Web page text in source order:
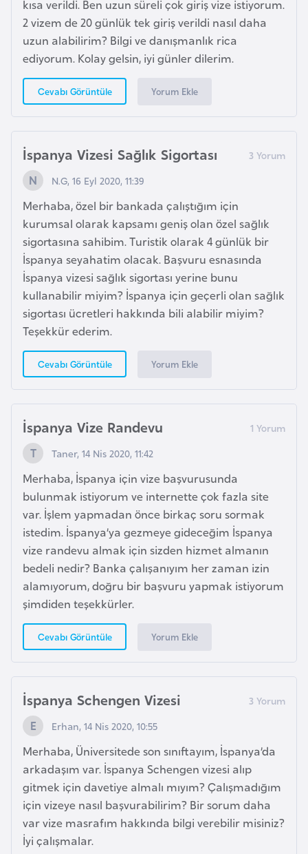
kısa verildi. Ben uzun süreli çok giriş vize istiyorum.
2 vizem de 20 günlük tek giriş verildi nasıl daha
uzun alabilirim? Bilgi ve danışmanlık rica
ediyorum. Kolay gelsin, iyi günler dilerim.
Cevabı Görüntüle Yorum Ekle
İspanya Vizesi Sağlık Sigortası
N.G, 16 Eyl 2020, 11:39
Merhaba, özel bir bankada çalıştığım için
kurumsal olarak kapsamı geniş olan özel sağlık
sigortasına sahibim. Turistik olarak 4 günlük bir
İspanya seyahatim olacak. Başvuru esnasında
İspanya vizesi sağlık sigortası yerine bunu
kullanabilir miyim? İspanya için geçerli olan sağlık
sigortası ücretleri hakkında bili alabilir miyim?
Teşekkür ederim.
Cevabı Görüntüle Yorum Ekle
İspanya Vize Randevu
Taner, 14 Nis 2020, 11:42
Merhaba, İspanya için vize başvurusunda
bulunmak istiyorum ve internette çok fazla site
var. İşlem yapmadan önce birkaç soru sormak
istedim. İspanya’ya gezmeye gideceğim İspanya
vize randevu almak için sizden hizmet almanın
bedeli nedir? Banka çalışanıyım her zaman izin
alamıyorum, doğru bir başvuru yapmak istiyorum
şimdiden teşekkürler.
Cevabı Görüntüle Yorum Ekle
İspanya Schengen Vizesi
Erhan, 14 Nis 2020, 10:55
Merhaba, Üniversitede son sınıftayım, İspanya’da
arkadaşım var. İspanya Schengen vizesi alıp
gitmek için davetiye almalı mıyım? Çalışmadığım
için vizeye nasıl başvurabilirim? Bir sorum daha
var vize masrafım hakkında bilgi verebilir misiniz?
İyi çalışmalar.
n
d
K
a
m
b
o
ç
y
a
K
m
e
r
u
n
K
a
n
a
d
a
K
a
r
a
d
a
ğ
K
e
n
y
a